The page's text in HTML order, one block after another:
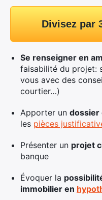
Divisez par
Se renseigner en
faisabilité du projet:
vous avec des
courtier…)
Apporter un dossier
les pièces
Présenter un projet
banque
Évoquer la
immobilier en